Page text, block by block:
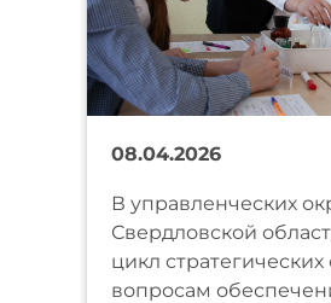
08.04.2026
В управленческих
Свердловской
цикл
вопросам